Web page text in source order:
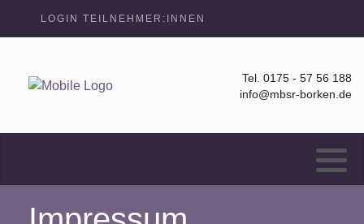
LOGIN TEILNEHMER:INNEN
Tel. 0175 - 57 56 188
info@mbsr-borken.de